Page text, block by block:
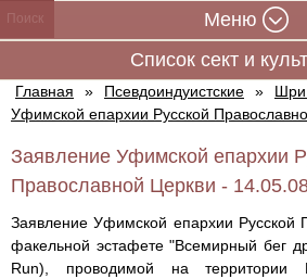
Меню
Cписок сект и
Главная » Псевдоиндуистские »
Уфимской епархии Русской
Заявление Уфимской епархии
Православной Церкви -
Заявление Уфимской епархии Русской
факельной эстафете "Всемирный бег
Run), проводимой на территории